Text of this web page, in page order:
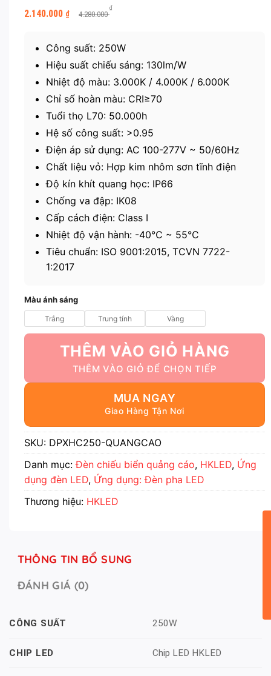
4.280.000
₫
Giá
gốc
2.140.000 ₫
Giá
hiện
2.140.000 ₫.
Công suất: 250W
Hiệu suất chiếu sáng: 130lm/W
Nhiệt độ màu: 3.000K / 4.000K / 6.000K
Chỉ số hoàn màu: CRI≥70
Tuổi thọ L70: 50.000h
Hệ số công suất: >0.95
Điện áp sử dụng: AC 100-277V ~ 50/60Hz
Chất liệu vỏ: Hợp kim nhôm sơn tĩnh điện
Độ kín khít quang học: IP66
Chống va đập: IK08
Cấp cách điện: Class I
Nhiệt độ vận hành: -40℃ ~ 55℃
Tiêu chuẩn: ISO 9001:2015, TCVN 7722-
1:2017
Màu ánh sáng
Trắng Trung tính Vàng
THÊM VÀO GIỎ HÀNG
MUA NGAY
SKU: DPXHC250-QUANGCAO
Danh mục:Đèn chiếu biển quảng cáo, HKLED, Ứng
dụng đèn LED, Ứng dụng: Đèn pha LED
Thương hiệu: HKLED
THÔNG TIN BỔ SUNG
ĐÁNH GIÁ (0)
CÔNG SUẤT 250W
CHIP LED Chip LED HKLED